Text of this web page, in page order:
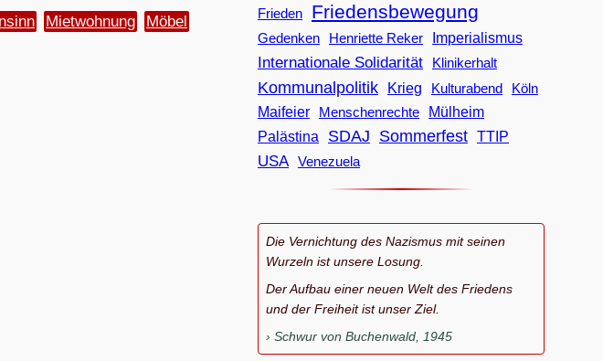
Mietwohnung
Möbel
Frieden
Friedensbewegung
Gedenken Henriette Reker Imperialismus
Internationale Solidarität Klinikerhalt
Kommunalpolitik Krieg Kulturabend
Köln
Maifeier
Menschenrechte
Mülheim
Palästina
SDAJ Sommerfest TTIP
USA Venezuela
Die Vernichtung des Nazismus mit seinen
Wurzeln ist unsere Losung.
Der Aufbau einer neuen Welt des Friedens
und der Freiheit ist unser Ziel.
Schwur von Buchenwald, 1945